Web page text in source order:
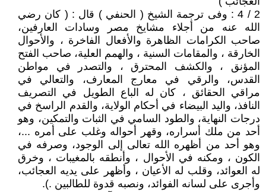
2 / 4 : وفى ترجمة الشيخ ( الحنفي ) قال : ( كان رضي
الله عنه من أجلاء مشايخ مصر وسادات العارفين،
صاحب الكرامات الظاهرة والأفعال الفاخرة ، والأحوال
الخارقة ، والمقامات السنية ، والهمم العلية، صاحب الفتح
المؤنق ، والكشف المحترق ، والتصدر في مواطن
القدس، والرقي في معارج المعارف، والتعالي في
مراقي الحقائق ، كان له الباع الطويل في التصريف
النافذ، واليد البيضاء في أحكام الولاية، والقدم الراسخ في
درجات النهاية، والطود السامي في الثبات والتمكين، وهو
أحد من ملك أسراره، وقهر أحواله وغلب على أمره ...،
وهو أحد من أظهره الله تعالى إلى الوجود، وصرفه في
الكون ، ومكنه في الأحوال ، وأنطقه بالمغيبات ، وخرق
له العوائد، وقلب له الأعيان ، وأظهر على يديه العجائب،
وأجرى على لسانه الفوائد، ونصبه قدوة للطالبين .).